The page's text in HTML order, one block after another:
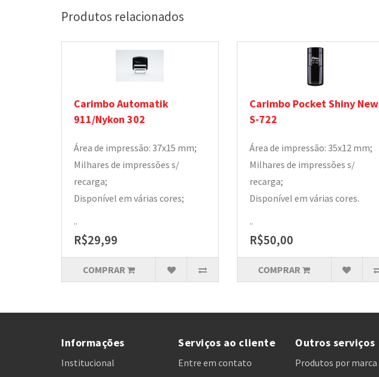
Produtos relacionados
Carimbo Automatik
911/Nykon 302
Área de impressão: 37x15 mm;
Milhares de impressões s/
recarga;
Disponível em várias cores;
..
R$29,99
COMPRAR
Carimbo Pocket Shiny New
S-722
Área de impressão: 35x12 mm;
Milhares de impressões s/
recarga;
Disponível em várias cores.
..
R$50,00
COMPRAR
Informações
Institucional
Serviços ao cliente
Entre em contato
Outros serviços
Produtos por marca